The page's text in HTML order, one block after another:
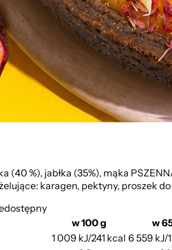
(40 %), jabłka (35%), mąka
karagen, pektyny, proszek
w 100 g
w
1 009 kJ/241 kcal 6 559 kJ/